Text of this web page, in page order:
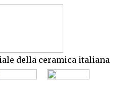
della ceramica italiana